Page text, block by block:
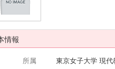
情報
所属
東京女子大学 現